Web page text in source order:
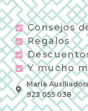
Consejos
Regalos
Y mucho
Maria
923 055 038